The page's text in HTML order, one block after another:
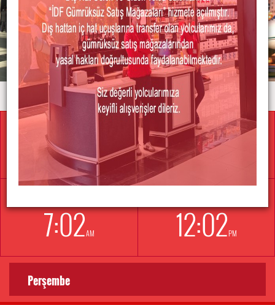
İSTANBUL BERLİN
3:02PM 1:02
7:02AM 12:02PM
Perşembe